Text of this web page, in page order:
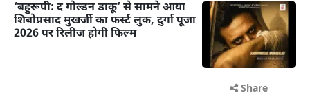
‘बहुरूपी: द गोल्डन डाकू’ से सामने आया
शिबोप्रसाद मुखर्जी का फर्स्ट लुक, दुर्गा पूजा
2026 पर रिलीज होगी फिल्म
Share